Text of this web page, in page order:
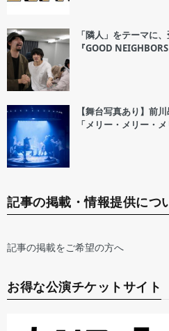
「隣人」をテーマに
『GOOD
【舞台写真あり】前
「メリー・メリー・
記事の掲載・情報提供につ
記事の掲載をご希望の方へ
お得な公演チケットサイト